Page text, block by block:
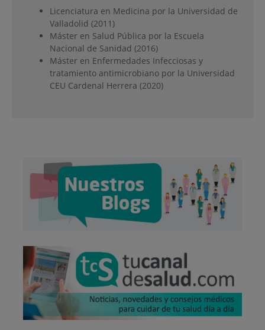
Licenciatura en Medicina por la Universidad de
Valladolid (2011)
Máster en Salud Pública por la Escuela
Nacional de Sanidad (2016)
Máster en Enfermedades Infecciosas y
tratamiento antimicrobiano por la Universidad
CEU Cardenal Herrera (2020)